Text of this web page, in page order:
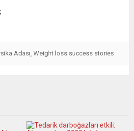
Adası Weight loss success stories